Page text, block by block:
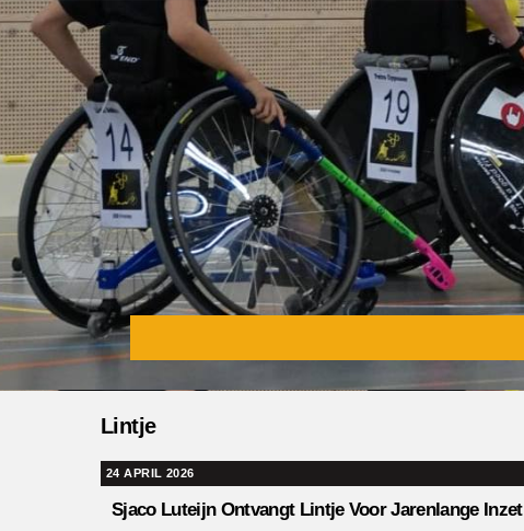
Skip
to
content
Lintje
24 APRIL 2026
Sjaco Luteijn Ontvangt Lintje Voor Jarenlange Inzet